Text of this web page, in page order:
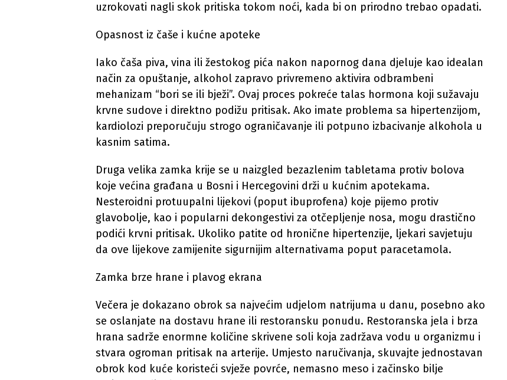
uzrokovati nagli skok pritiska tokom noći, kada bi on prirodno trebao opadati.
Opasnost iz čaše i kućne apoteke
Iako čaša piva, vina ili žestokog pića nakon napornog dana djeluje kao idealan
način za opuštanje, alkohol zapravo privremeno aktivira odbrambeni
mehanizam “bori se ili bježi”. Ovaj proces pokreće talas hormona koji sužavaju
krvne sudove i direktno podižu pritisak. Ako imate problema sa hipertenzijom,
kardiolozi preporučuju strogo ograničavanje ili potpuno izbacivanje alkohola u
kasnim satima.
Druga velika zamka krije se u naizgled bezazlenim tabletama protiv bolova
koje većina građana u Bosni i Hercegovini drži u kućnim apotekama.
Nesteroidni protuupalni lijekovi (poput ibuprofena) koje pijemo protiv
glavobolje, kao i popularni dekongestivi za otčepljenje nosa, mogu drastično
podići krvni pritisak. Ukoliko patite od hronične hipertenzije, ljekari savjetuju
da ove lijekove zamijenite sigurnijim alternativama poput paracetamola.
Zamka brze hrane i plavog ekrana
Večera je dokazano obrok sa najvećim udjelom natrijuma u danu, posebno ako
se oslanjate na dostavu hrane ili restoransku ponudu. Restoranska jela i brza
hrana sadrže enormne količine skrivene soli koja zadržava vodu u organizmu i
stvara ogroman pritisak na arterije. Umjesto naručivanja, skuvajte jednostavan
obrok kod kuće koristeći svježe povrće, nemasno meso i začinsko bilje